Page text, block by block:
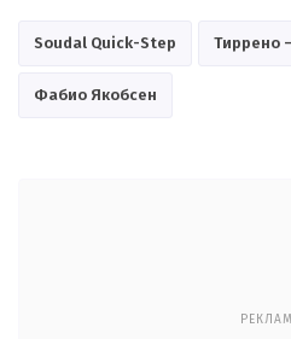
Soudal Quick-Step Тиррено
Фабио Якобсен